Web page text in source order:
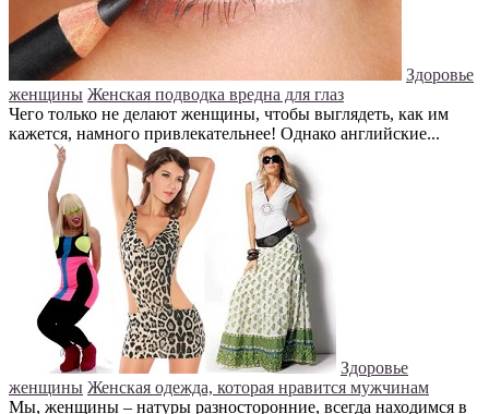
Здоровье
женщины Женская подводка вредна для глаз
Чего только не делают женщины, чтобы выглядеть, как им
кажется, намного привлекательнее! Однако английские...
Здоровье
женщины Женская одежда, которая нравится мужчинам
Мы, женщины – натуры разносторонние, всегда находимся в